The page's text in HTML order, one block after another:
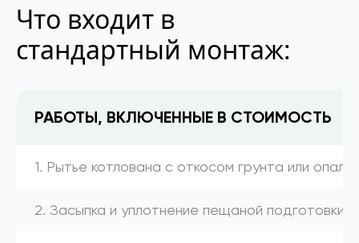
Что входит в
стандартный монтаж:
РАБОТЫ, ВКЛЮЧЕННЫЕ В СТОИМОСТЬ
1. Рытье котлована с откосом грунта или
2. Засыпка и уплотнение пещаной подготовки